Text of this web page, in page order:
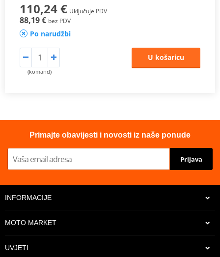
110,24 € Uključuje PDV
88,19 € bez PDV
Po narudžbi
(komand)
U košaricu
Primajte obavijesti i novosti iz naše ponude
Prijava
INFORMACIJE
MOTO MARKET
UVJETI